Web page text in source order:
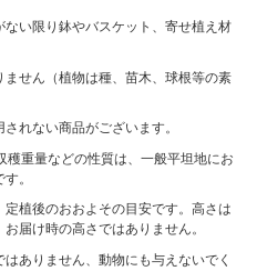
い限り鉢やバスケット、寄せ植え材
せん（植物は種、苗木、球根等の素
れない商品がございます。
重量などの性質は、一般平坦地にお
。
植後のおおよその目安です。高さは
届け時の高さではありません。
ありません、動物にも与えないでく